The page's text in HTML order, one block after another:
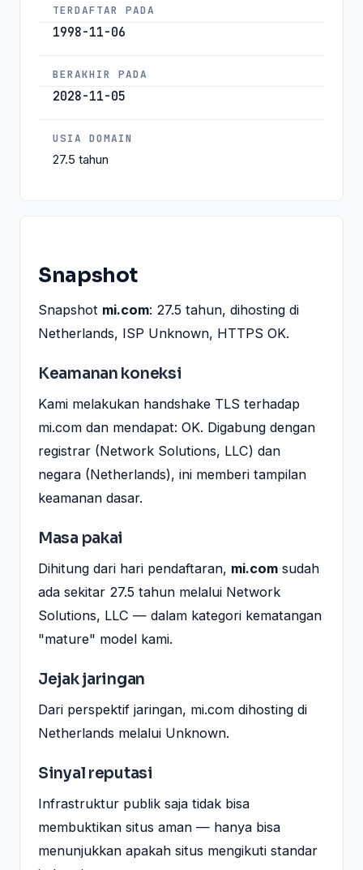
TERDAFTAR PADA
1998-11-06
BERAKHIR PADA
2028-11-05
USIA DOMAIN
27.5 tahun
Snapshot
Snapshot mi.com: 27.5 tahun, dihosting di
Netherlands, ISP Unknown, HTTPS OK.
Keamanan koneksi
Kami melakukan handshake TLS terhadap
mi.com dan mendapat: OK. Digabung dengan
registrar (Network Solutions, LLC) dan
negara (Netherlands), ini memberi tampilan
keamanan dasar.
Masa pakai
Dihitung dari hari pendaftaran, mi.com sudah
ada sekitar 27.5 tahun melalui Network
Solutions, LLC — dalam kategori kematangan
"mature" model kami.
Jejak jaringan
Dari perspektif jaringan, mi.com dihosting di
Netherlands melalui Unknown.
Sinyal reputasi
Infrastruktur publik saja tidak bisa
membuktikan situs aman — hanya bisa
menunjukkan apakah situs mengikuti standar